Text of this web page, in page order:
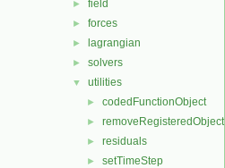
► field
► forces
► lagrangian
► solvers
▼ utilities
► codedFunctionObject
► removeRegisteredObject
► residuals
► setTimeStep